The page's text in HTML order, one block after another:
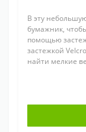
В эту
бумажник,
помощью
застежкой
найти мелкие